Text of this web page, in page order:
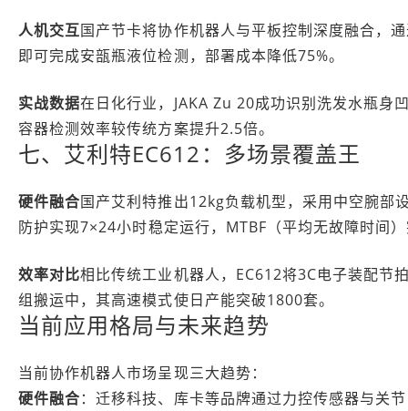
人机交互国产节卡将协作机器人与平板控制深度融合，
即可完成安瓿瓶液位检测，部署成本降低75%。
实战数据在日化行业，JAKA Zu 20成功识别洗发水瓶身
容器检测效率较传统方案提升2.5倍。
七、艾利特EC612：多场景覆盖王
硬件融合国产艾利特推出12kg负载机型，采用中空腕部
防护实现7×24小时稳定运行，MTBF（平均无故障时间
效率对比相比传统工业机器人，EC612将3C电子装配节
组搬运中，其高速模式使日产能突破1800套。
当前应用格局与未来趋势
当前协作机器人市场呈现三大趋势：
硬件融合：迁移科技、库卡等品牌通过力控传感器与关